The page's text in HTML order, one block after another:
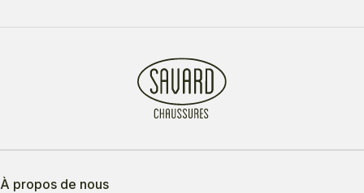
À propos de nous